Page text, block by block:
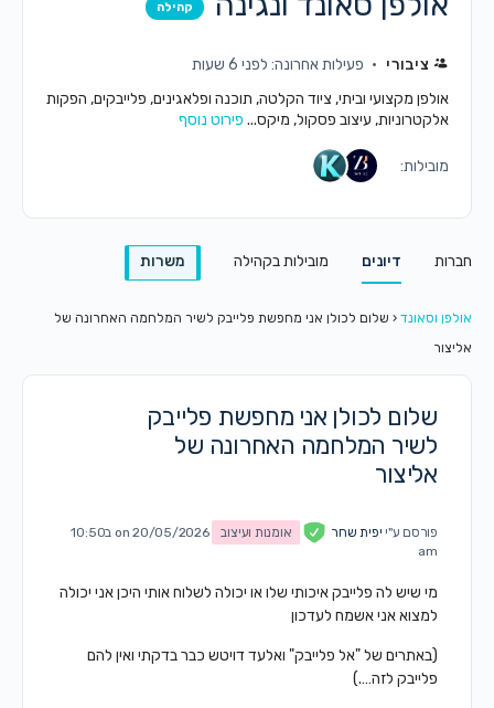
קהילה
ציבורי
פעילות אחרונה: לפני 6 שעות
אולפן מקצועי וביתי, ציוד הקלטה, תוכנה ופלאגינים, פלייבקים, הפקות
אלקטרוניות, עיצוב פסקול, מיקס...פירוט נוסף
מובילות:
חברות דיונים מובילות בקהילה משרות
אולפן וסאונד ‹ שלום לכולן אני מחפשת פלייבק לשיר המלחמה האחרונה של
אליצור
שלום לכולן אני מחפשת פלייבק
לשיר המלחמה האחרונה של
אליצור
פורסם ע"ייפית שחר אומנות ועיצוב
on 20/05/2026 ב10:50
am
מי שיש לה פלייבק איכותי שלו או יכולה לשלוח אותי היכן אני יכולה
למצוא אני אשמח לעדכון
(באתרים של "אל פלייבק" ואלעד דויטש כבר בדקתי ואין להם
פלייבק לזה….)